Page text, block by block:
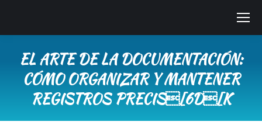
EL ARTE DE LA DOCUMENTACIÓN:
CÓMO ORGANIZAR Y MANTENER
REGISTROS PRECIS[6D[K